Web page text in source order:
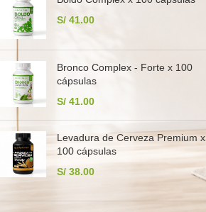
S/ 41.00
Bronco Complex - Forte x 100
cápsulas
S/ 41.00
Levadura de Cerveza Premium x
100 cápsulas
S/ 38.00